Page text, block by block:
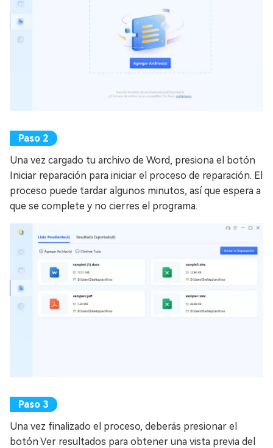
Una vez cargado tu archivo de Word, presiona el botón
Iniciar reparación para iniciar el proceso de reparación. El
proceso puede tardar algunos minutos, así que espera a
que se complete y no cierres el programa.
Una vez finalizado el proceso, deberás presionar el
botón Ver resultados para obtener una vista previa del